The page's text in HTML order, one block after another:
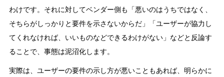
わけです。それに対してベンダー側も「悪いのはうちではなく、
そちらがしっかりと要件を示さないからだ」「ユーザーが協力し
てくれなければ、いいものなどできるわけがない」などと反論す
ることで、事態は泥沼化します。
実際は、ユーザーの要件の示し方が悪いこともあれば、明らかに